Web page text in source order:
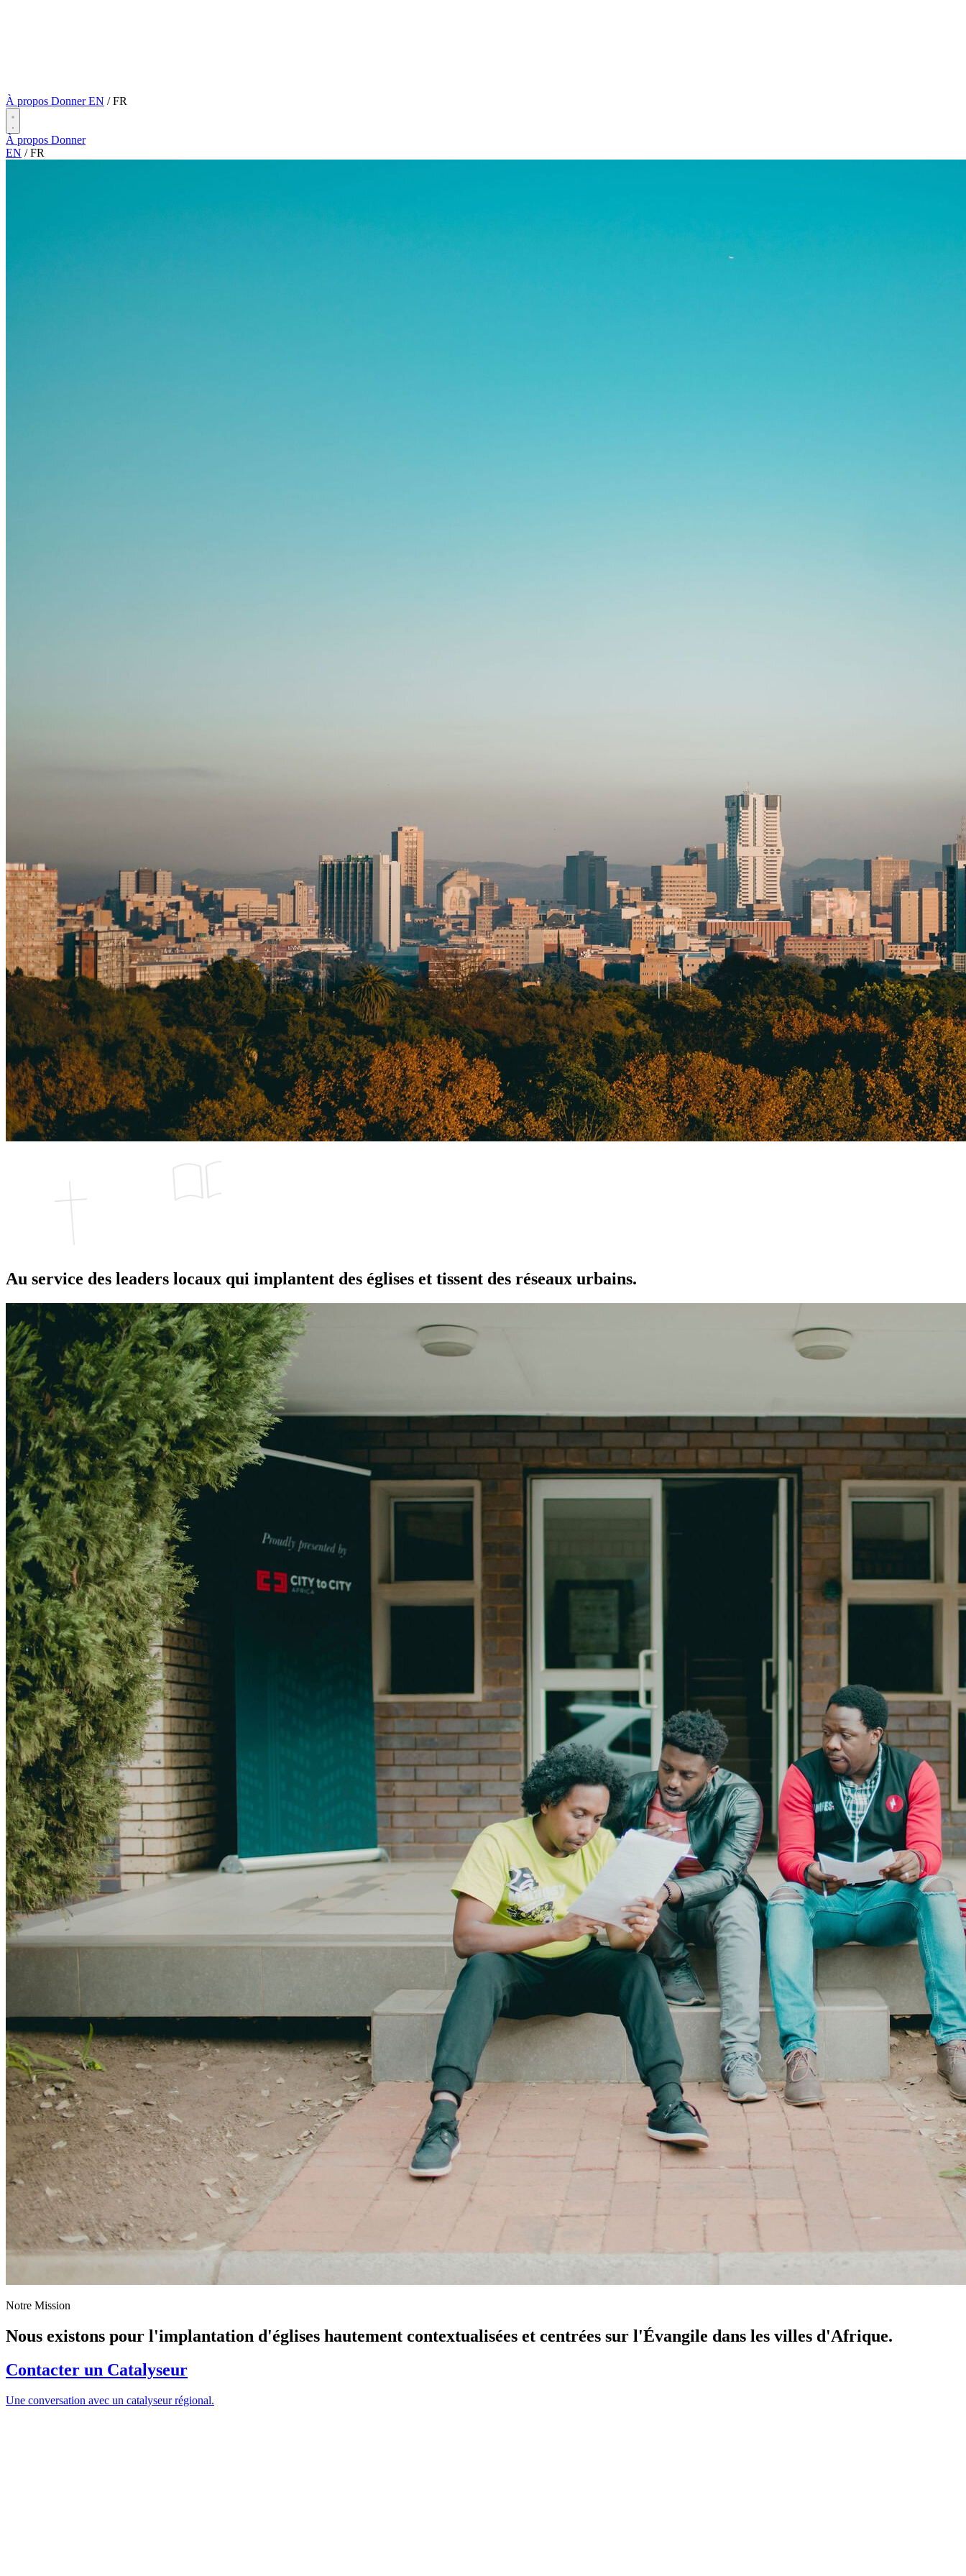
À propos DonnerEN / FR
À propos Donner
EN / FR
Au service des leaders locaux qui implantent des églises et tissent des réseaux urbains.
Notre Mission
Nous existons pour l'implantation d'églises hautement contextualisées et centrées sur l'Évangile dans les villes d'Afrique.
Contacter un Catalyseur
Une conversation avec un catalyseur régional.